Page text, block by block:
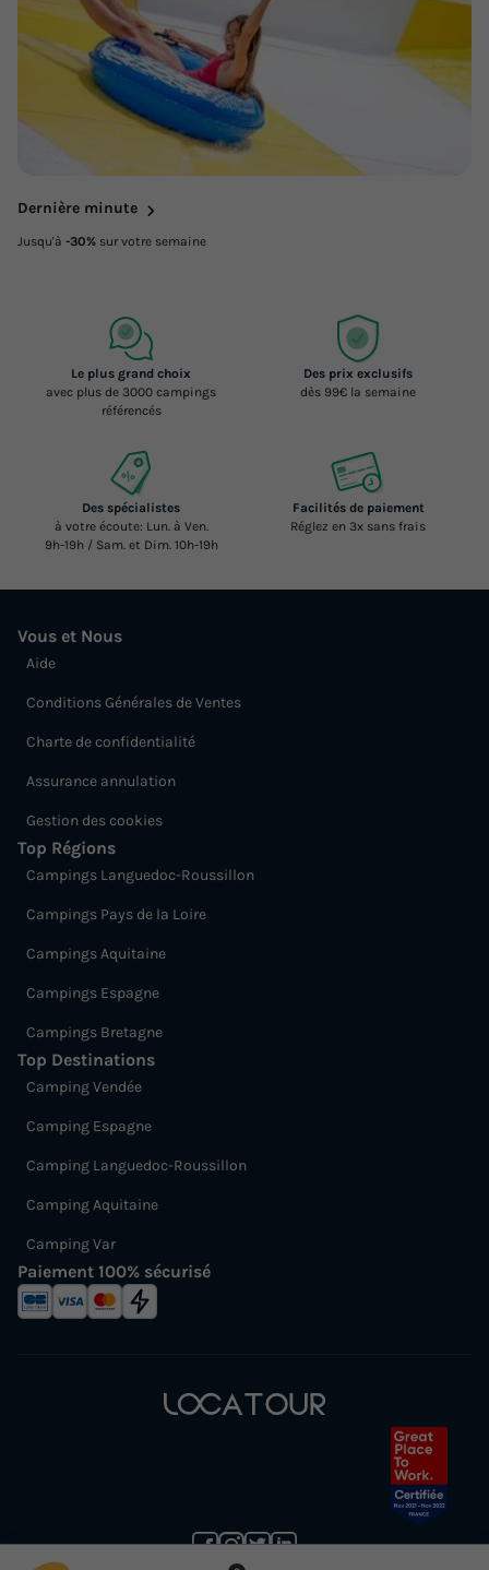
Dernière minute
Jusqu'à -30% sur votre semaine
Le plus grand choix
avec plus de 3000 campings
référencés
Des prix exclusifs
dès 99€ la semaine
Des spécialistes
à votre écoute: Lun. à Ven.
9h-19h / Sam. et Dim. 10h-19h
Facilités de paiement
Réglez en 3x sans frais
Vous et Nous
Aide
Conditions Générales de Ventes
Charte de confidentialité
Assurance annulation
Gestion des cookies
Top Régions
Campings Languedoc-Roussillon
Campings Pays de la Loire
Campings Aquitaine
Campings Espagne
Campings Bretagne
Top Destinations
Camping Vendée
Camping Espagne
Camping Languedoc-Roussillon
Camping Aquitaine
Camping Var
Paiement 100% sécurisé
(1) Annulation gratuite jusqu’à 30 jours avant la date de début de votre séjour (sans justificatif et